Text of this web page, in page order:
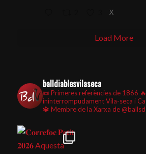
X
Load More
balldiablesvilaseca
📜 Primeres referències de 1866
ininterrompudament Vila-seca i
🔱 Membre de la Xarxa de